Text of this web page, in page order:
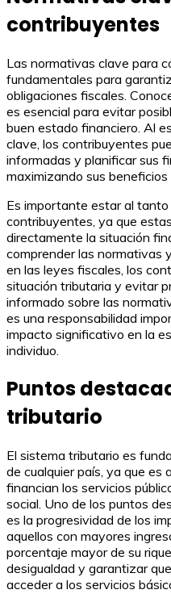
contribuyentes
Las normativas clave para
fundamentales para
obligaciones fiscales.
es esencial para evitar
buen estado financiero. Al
clave, los contribuyentes
informadas y planificar sus
maximizando sus
Es importante estar al
contribuyentes, ya que
directamente la situación
comprender las normativas
en las leyes fiscales, los
situación tributaria y evitar
informado sobre las
es una responsabilidad
impacto significativo en la
individuo.
Puntos
tributario
El sistema tributario es
de cualquier país, ya que es
financian los servicios
social. Uno de los puntos
es la progresividad de los
aquellos con mayores
porcentaje mayor de su
desigualdad y garantizar
acceder a los servicios